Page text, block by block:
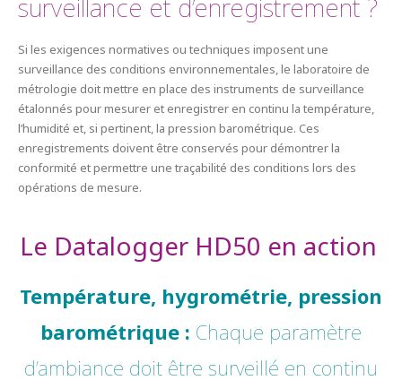
surveillance et d’enregistrement ?
Si les exigences normatives ou techniques imposent une
surveillance des conditions environnementales, le laboratoire de
métrologie doit mettre en place des instruments de surveillance
étalonnés pour mesurer et enregistrer en continu la température,
l’humidité et, si pertinent, la pression barométrique. Ces
enregistrements doivent être conservés pour démontrer la
conformité et permettre une traçabilité des conditions lors des
opérations de mesure.
Le Datalogger HD50 en action
Température, hygrométrie, pression
barométrique : Chaque paramètre
d’ambiance doit être surveillé en continu